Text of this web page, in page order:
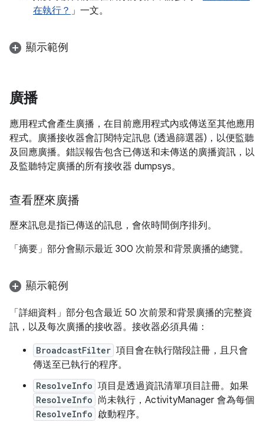
在執行？ 」一文。
顯示範例
廣播
應用程式會產生廣播，在目前應用程式內或傳送至其他應用
程式。廣播接收器會訂閱特定訊息 (透過篩選器)，以便監聽
及回應廣播。錯誤報告包含已傳送和未傳送的廣播資訊，以
及監聽特定廣播的所有接收器 dumpsys。
查看歷來廣播
歷來訊息是指已傳送的訊息，會依時間倒序排列。
「摘要」 部分會顯示最近 300 次前景和背景廣播的總覽。
顯示範例
「詳細資料」 部分包含最近 50 次前景和背景廣播的完整資
訊，以及每次廣播的接收器。接收器必須具備：
BroadcastFilter 項目會在執行階段註冊，且只會
傳送至已執行的程序。
ResolveInfo 項目是透過資訊清單項目註冊。如果
ResolveInfo 尚未執行，ActivityManager 會為每個
ResolveInfo 啟動程序。